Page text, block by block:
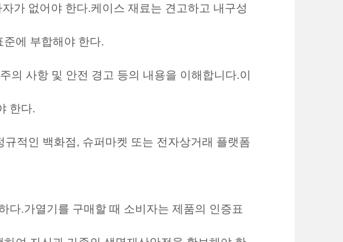
가 없어야 한다.케이스 재료는 견고하고 내구성
에 부합해야 한다.
의 사항 및 안전 경고 등의 내용을 이해합니다.이
한다.
적인 백화점, 슈퍼마켓 또는 전자상거래 플랫폼
다.가열기를 구매할 때 소비자는 제품의 인증표